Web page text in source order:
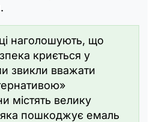
наголошують, що
криється у
звикли вважати
містять велику
яка пошкоджує емаль